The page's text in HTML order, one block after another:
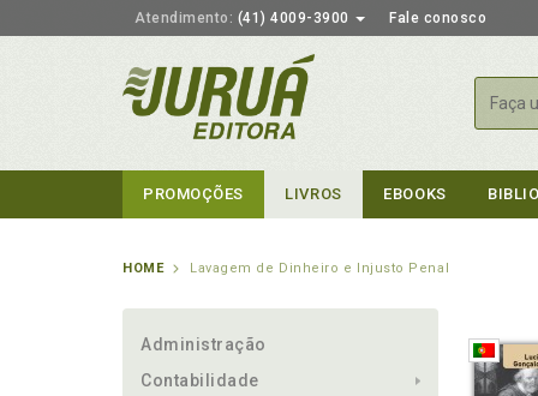
Atendimento: (41) 4009-3900 Fale conosco
PROMOÇÕES LIVROS EBOOKS
HOME Lavagem de Dinheiro e Injusto Penal
Administração
Contabilidade